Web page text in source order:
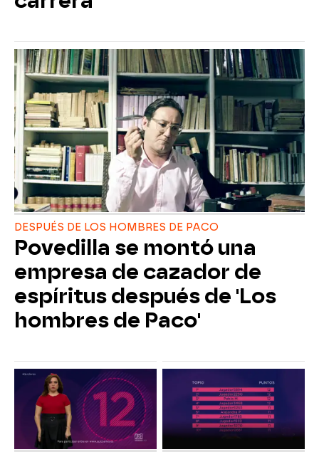
DESPUÉS DE LOS HOMBRES DE PACO
Povedilla se montó una
empresa de cazador de
espíritus después de 'Los
hombres de Paco'